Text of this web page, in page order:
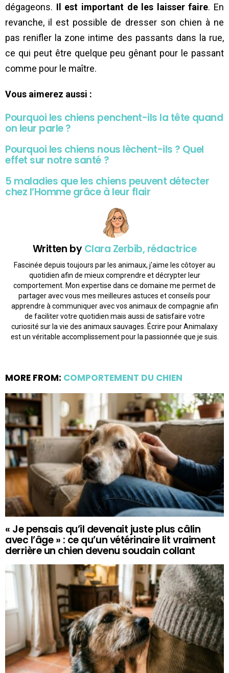
dégageons. Il est important de les laisser faire. En
revanche, il est possible de dresser son chien à ne
pas renifler la zone intime des passants dans la rue,
ce qui peut être quelque peu gênant pour le passant
comme pour le maître.
Vous aimerez aussi :
Pourquoi les chiens penchent-ils la tête quand
on leur parle ?
Pourquoi les chiens nous lèchent-ils ? Quel
effet sur notre santé ?
5 maladies que les chiens peuvent détecter
chez l’Homme grâce à leur flair
Written byClara Zerbib, rédactrice
Fascinée depuis toujours par les animaux, j'aime les côtoyer au
quotidien afin de mieux comprendre et décrypter leur
comportement. Mon expertise dans ce domaine me permet de
partager avec vous mes meilleures astuces et conseils pour
apprendre à communiquer avec vos animaux de compagnie afin
de faciliter votre quotidien mais aussi de satisfaire votre
curiosité sur la vie des animaux sauvages. Écrire pour Animalaxy
est un véritable accomplissement pour la passionnée que je suis.
MORE FROM: COMPORTEMENT DU CHIEN
« Je pensais qu’il devenait juste plus câlin
avec l’âge » : ce qu’un vétérinaire lit vraiment
derrière un chien devenu soudain collant